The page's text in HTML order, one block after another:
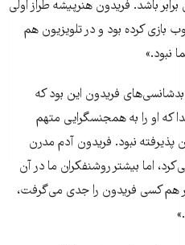
برابر باشد. فریدون هنرپیشه طراز اولی
بازی کرده بود و در تلویزیون هم
نبود.»
فریدون این بود که
که او را به همجنسگرایی متهم
پذیرفته نبود. فریدون آدم مدرن
اما بیشتر روشنفکران ما در آن
هم کسی فریدون را جدی می‌گرفت،